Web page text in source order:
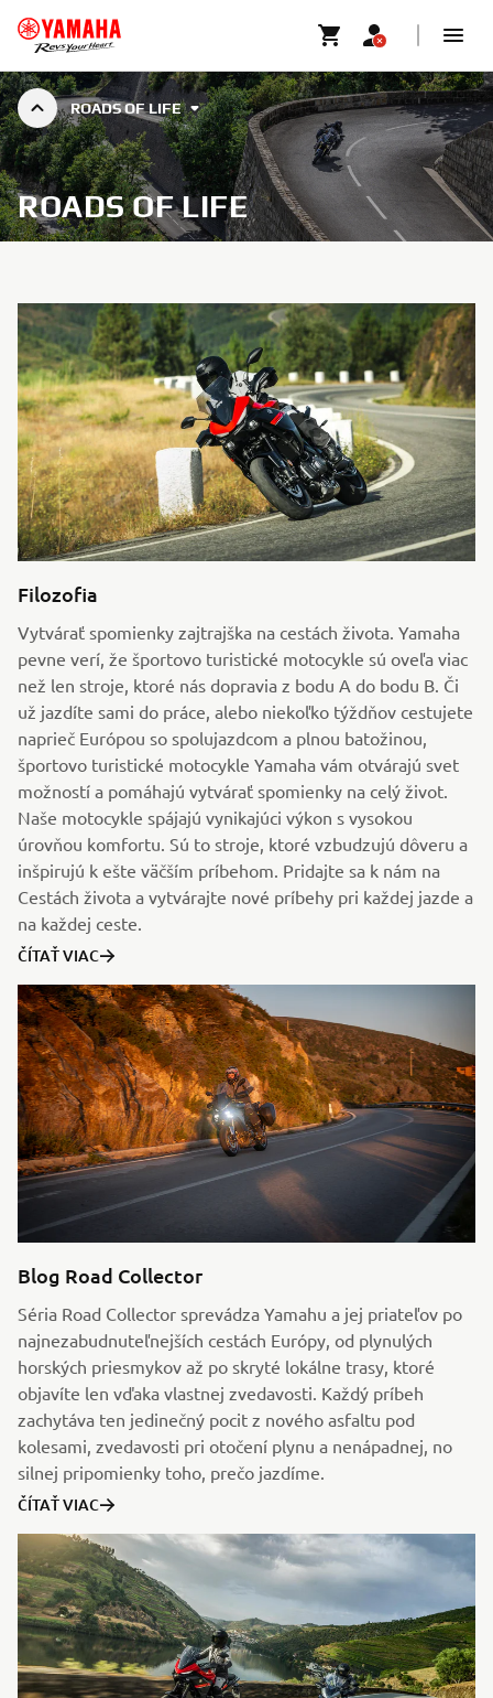
ROADS OF LIFE
ROADS OF LIFE
Filozofia
Vytvárať spomienky zajtrajška na cestách života. Yamaha
pevne verí, že športovo turistické motocykle sú oveľa viac
než len stroje, ktoré nás dopravia z bodu A do bodu B. Či
už jazdíte sami do práce, alebo niekoľko týždňov cestujete
naprieč Európou so spolujazdcom a plnou batožinou,
športovo turistické motocykle Yamaha vám otvárajú svet
možností a pomáhajú vytvárať spomienky na celý život.
Naše motocykle spájajú vynikajúci výkon s vysokou
úrovňou komfortu. Sú to stroje, ktoré vzbudzujú dôveru a
inšpirujú k ešte väčším príbehom. Pridajte sa k nám na
Cestách života a vytvárajte nové príbehy pri každej jazde a
na každej ceste.
ČÍTAŤ VIAC
Blog Road Collector
Séria Road Collector sprevádza Yamahu a jej priateľov po
najnezabudnuteľnejších cestách Európy, od plynulých
horských priesmykov až po skryté lokálne trasy, ktoré
objavíte len vďaka vlastnej zvedavosti. Každý príbeh
zachytáva ten jedinečný pocit z nového asfaltu pod
kolesami, zvedavosti pri otočení plynu a nenápadnej, no
silnej pripomienky toho, prečo jazdíme.
ČÍTAŤ VIAC